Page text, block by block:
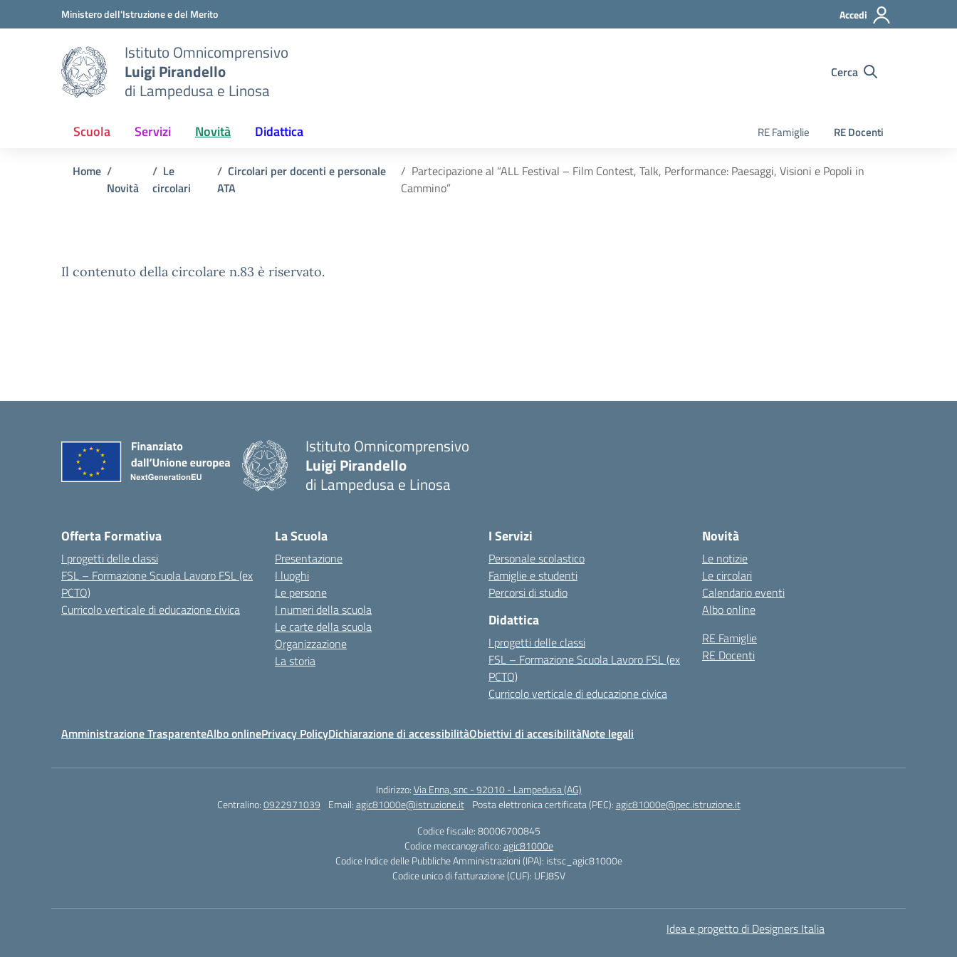
Vai ai contenuti
Vai al menu di navigazioneMinistero dell'Istruzione e del Merito Accedi
Istituto Omnicomprensivo
Luigi Pirandello
di Lampedusa e Linosa
Cerca
Scuola Servizi Novità Didattica RE Famiglie RE Docenti
Home
Novità
Le
circolari
Circolari per docenti e personale
ATA
Partecipazione al “ALL Festival – Film Contest, Talk, Performance: Paesaggi, Visioni e Popoli in
Cammino”
Il contenuto della circolare n.83 è riservato.
Istituto Omnicomprensivo
Luigi Pirandello
di Lampedusa e Linosa
Offerta Formativa
I progetti delle classi
FSL – Formazione Scuola Lavoro FSL (ex
PCTO)
Curricolo verticale di educazione civica
La Scuola
Presentazione
I luoghi
Le persone
I numeri della scuola
Le carte della scuola
Organizzazione
La storia
I Servizi
Personale scolastico
Famiglie e studenti
Percorsi di studio
Didattica
I progetti delle classi
FSL – Formazione Scuola Lavoro FSL (ex
PCTO)
Curricolo verticale di educazione civica
Novità
Le notizie
Le circolari
Calendario eventi
Albo online
RE Famiglie
RE Docenti
Amministrazione TrasparenteAlbo onlinePrivacy PolicyDichiarazione di accessibilitàObiettivi di accesibilitàNote legali
Indirizzo:Via Enna, snc - 92010 - Lampedusa (AG)
Centralino:0922971039 Email:agic81000e@istruzione.it Posta elettronica certificata (PEC):agic81000e@pec.istruzione.it
Codice fiscale: 80006700845
Codice meccanografico:agic81000e
Codice Indice delle Pubbliche Amministrazioni (IPA): istsc_agic81000e
Codice unico di fatturazione (CUF): UFJ8SV
Idea e progetto di Designers Italia